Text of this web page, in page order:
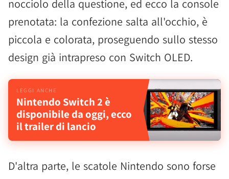
nocciolo della questione, ed ecco la console
prenotata: la confezione salta all'occhio, è
piccola e colorata, proseguendo sullo stesso
design già intrapreso con Switch OLED.
Nintendo Switch 2 è
disponibile da oggi, ecco
il trailer di lancio
D'altra parte, le scatole Nintendo sono forse